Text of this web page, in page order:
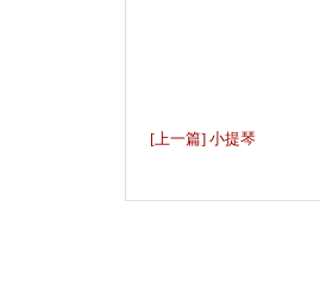
[上一篇] 小提琴